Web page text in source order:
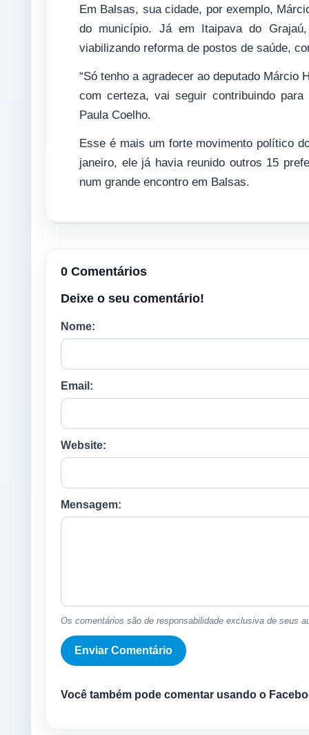
Em Balsas, sua cidade, por exemplo,
do município. Já em Itaipava do
viabilizando reforma de postos de saúde,
“Só tenho a agradecer ao deputado Márcio
com certeza, vai seguir contribuindo
Paula Coelho.
Esse é mais um forte movimento político
janeiro, ele já havia reunido outros 15
num grande encontro em Balsas.
0 Comentários
Deixe o seu comentário!
Nome:
Email:
Website:
Mensagem:
Os comentários são de responsabilidade exclusiva de seus
Você também pode comentar usando o